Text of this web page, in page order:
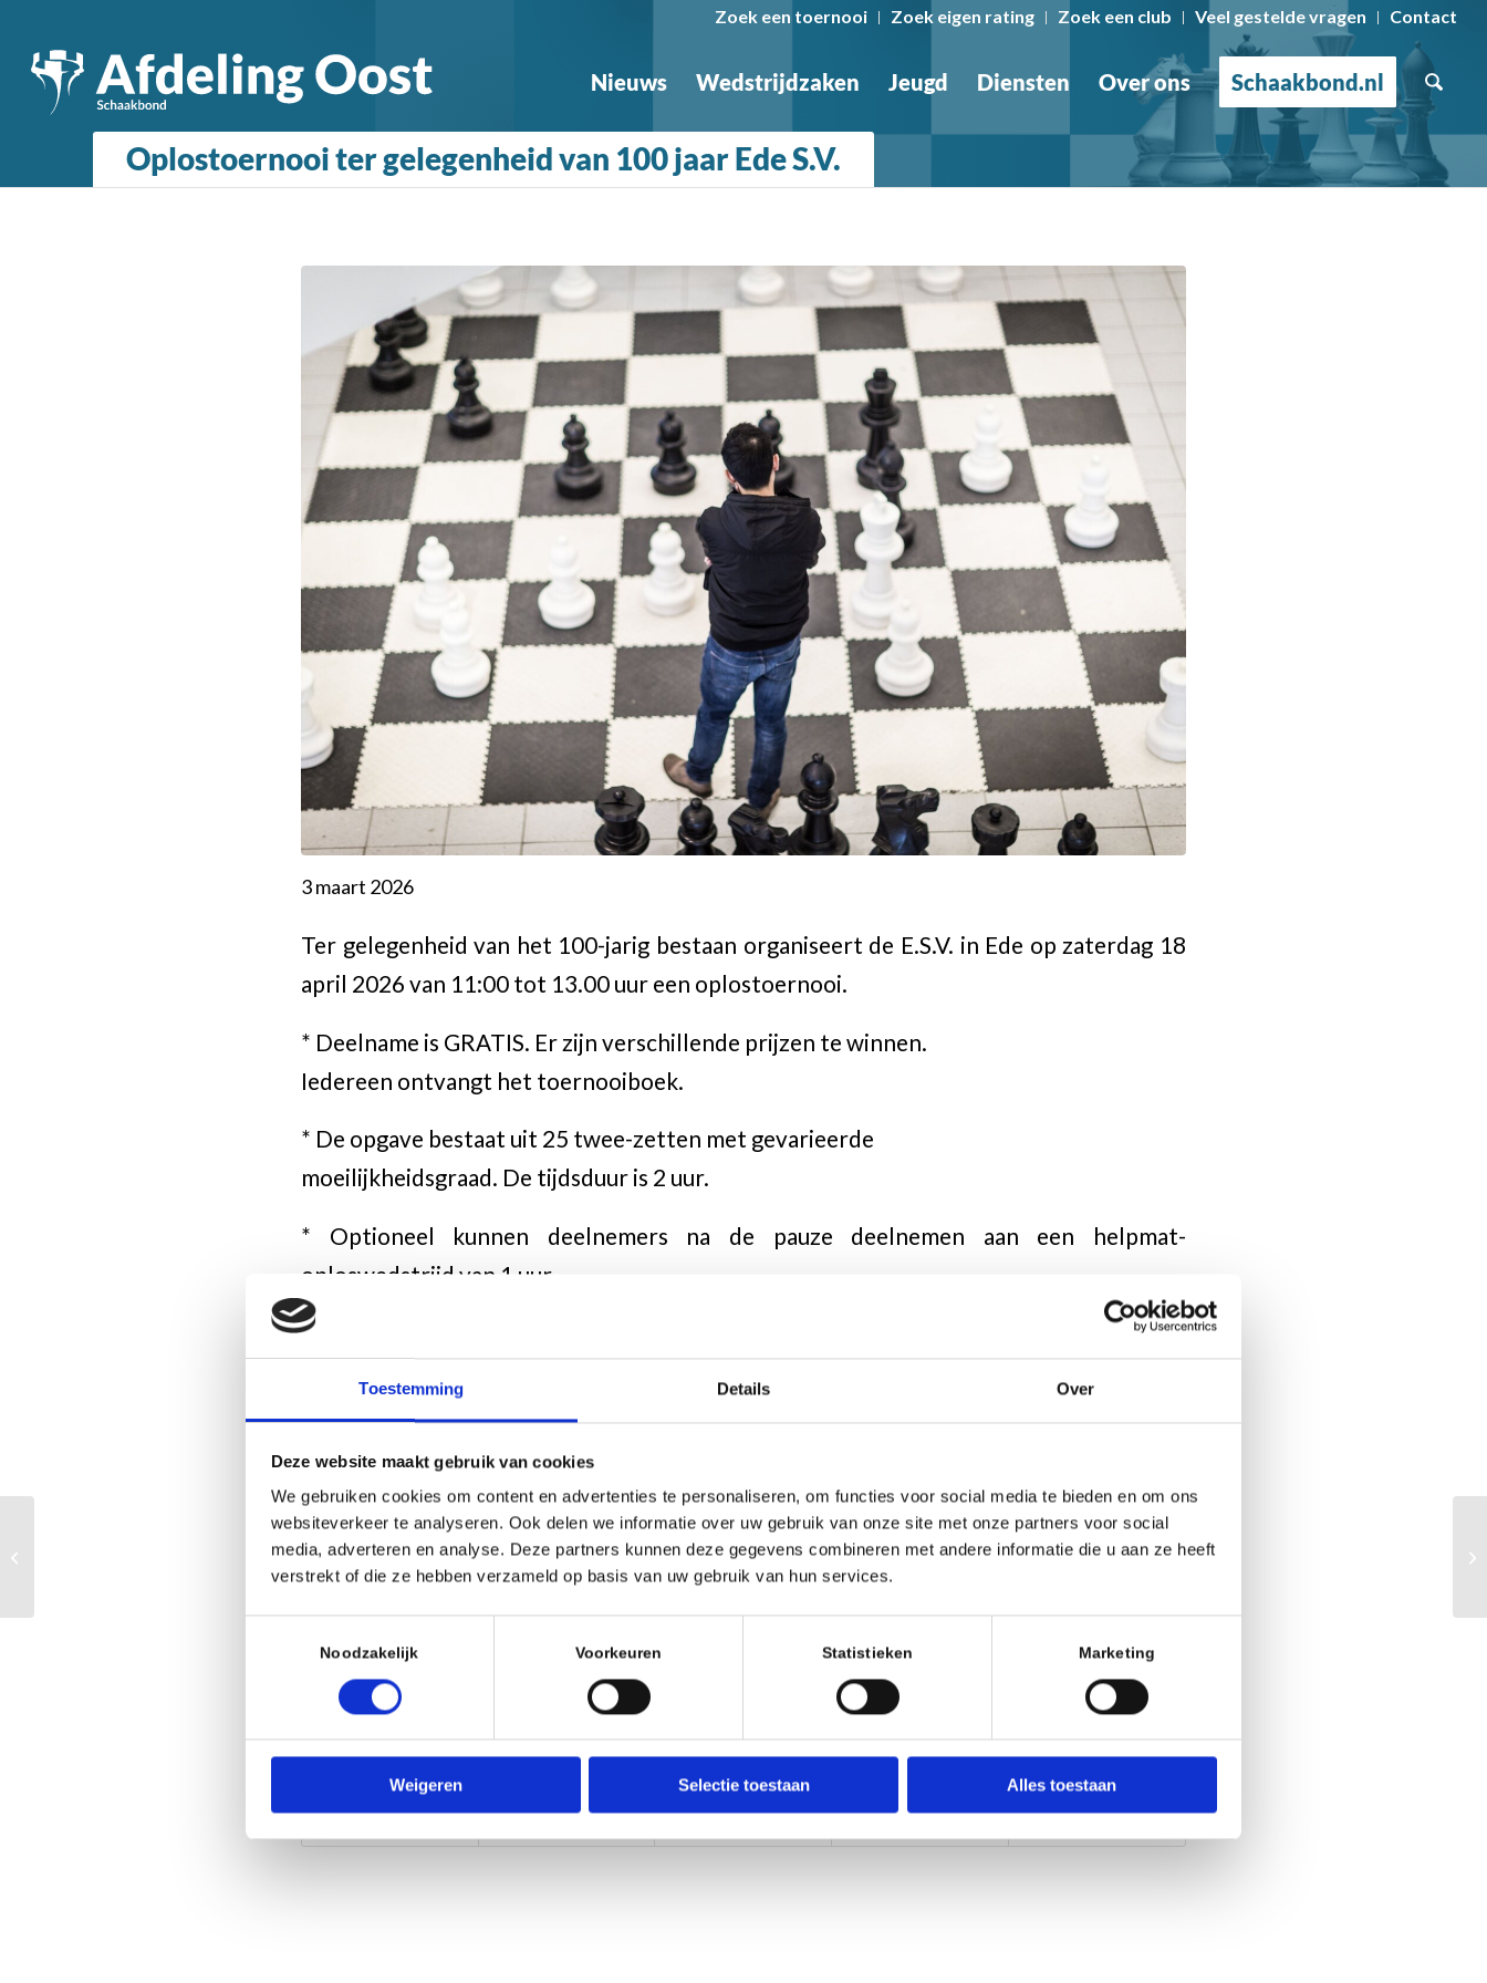
Toestemming Details Over
Deze website maakt gebruik van cookies
We gebruiken cookies om content en advertenties te personaliseren, om functies voor social media te bieden en om ons
websiteverkeer te analyseren. Ook delen we informatie over uw gebruik van onze site met onze partners voor social
media, adverteren en analyse. Deze partners kunnen deze gegevens combineren met andere informatie die u aan ze heeft
verstrekt of die ze hebben verzameld op basis van uw gebruik van hun services.
Noodzakelijk Voorkeuren Statistieken Marketing
Weigeren Selectie toestaan Alles toestaan
Zoek een toernooi Zoek eigen rating Zoek een club Veel gestelde vragen Contact
Nieuws Wedstrijdzaken Jeugd Diensten Over ons Schaakbond.nl
Oplostoernooi ter gelegenheid van 100 jaar Ede S.V.
3 maart 2026
Ter gelegenheid van het 100-jarig bestaan organiseert de E.S.V. in Ede op zaterdag 18
april 2026 van 11:00 tot 13.00 uur een oplostoernooi.
* Deelname is GRATIS. Er zijn verschillende prijzen te winnen.
Iedereen ontvangt het toernooiboek.
* De opgave bestaat uit 25 twee-zetten met gevarieerde
moeilijkheidsgraad. De tijdsduur is 2 uur.
* Optioneel kunnen deelnemers na de pauze deelnemen aan een helpmat-
oploswedstrijd van 1 uur.
Locatie: Zalencentrum Rehoboth, Driehoek 11, 6711 DH Ede, dat is achter
Aanmelding bija.gaasbeek@outlook.com.
Ziede bijlage voor verdere beschrijving en details .
Aankondiging
Deel dit stuk